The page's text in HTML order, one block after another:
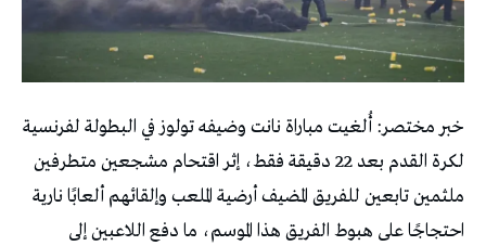
خبر مختصر: أُلغيت مباراة نانت وضيفه تولوز في البطولة لفرنسية
لكرة القدم بعد 22 دقيقة فقط، إثر اقتحام مشجعين متطرفين
ملثمين تابعين للفريق المضيف أرضية الملعب وإلقائهم ألعابًا نارية
احتجاجًا على هبوط الفريق هذا الموسم، ما دفع اللاعبين إلى